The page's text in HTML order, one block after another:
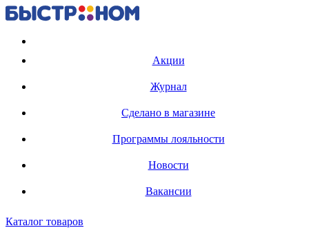
Акции
Журнал
Сделано в магазине
Программы лояльности
Новости
Вакансии
Каталог товаров